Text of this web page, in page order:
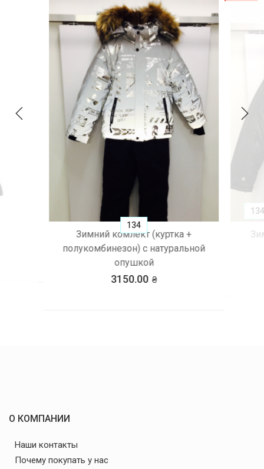
Зимний комлект (куртка +
полукомбинезон) с натуральной
опушкой
3150.00
134
134
О КОМПАНИИ
Наши контакты
Почему покупать у нас